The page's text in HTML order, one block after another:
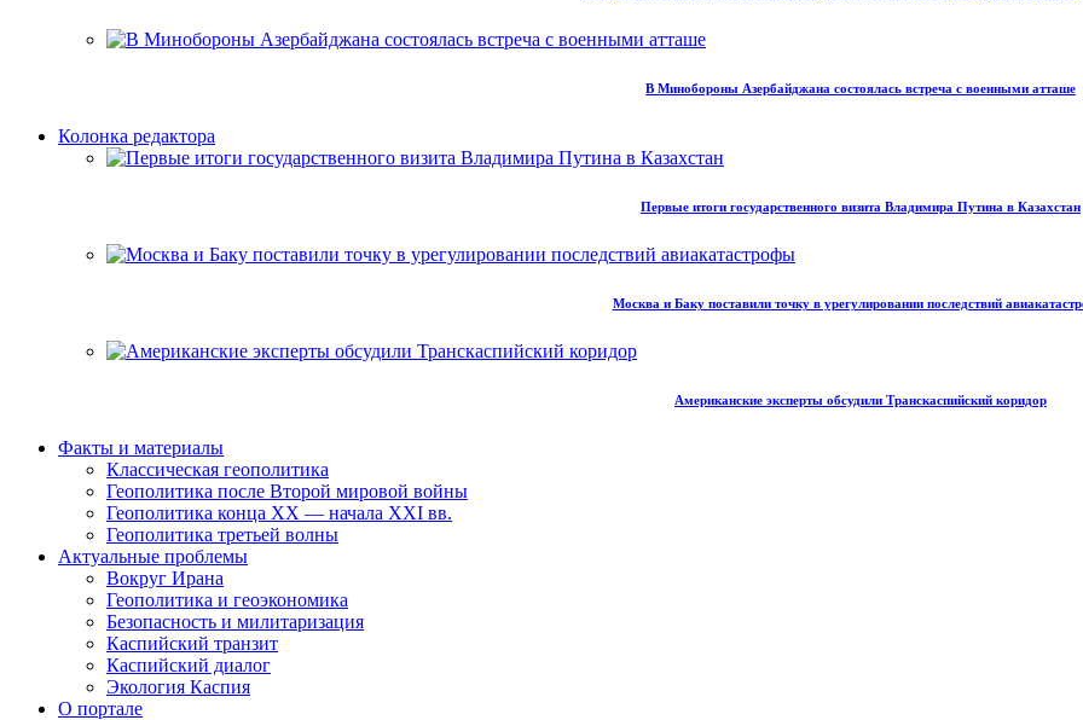
В Минобороны Азербайджана состоялась встреча с военными атташе
Колонка редактора
Первые итоги государственного визита Владимира Путина в Казахстан
Москва и Баку поставили точку в урегулировании последствий
Американские эксперты обсудили Транскаспийский коридор
Факты и материалы
Классическая геополитика
Геополитика после Второй мировой войны
Геополитика конца XX — начала XXI вв.
Геополитика третьей волны
Актуальные проблемы
Вокруг Ирана
Геополитика и геоэкономика
Безопасность и милитаризация
Каспийский транзит
Каспийский диалог
Экология Каспия
О портале